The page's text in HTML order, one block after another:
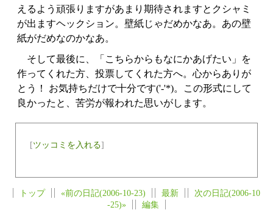
えるよう頑張りますがあまり期待されますとクシャミ
が出ますヘックション。壁紙じゃだめかなあ。あの壁
紙がだめなのかなあ。
そして最後に、「こちらからもなにかあげたい」を
作ってくれた方、投票してくれた方へ。心からありが
とう！ お気持ちだけで十分です('-'*)。この形式にして
良かったと、苦労が報われた思いがします。
[ツッコミを入れる]
トップ «前の日記(2006-10-23) 最新
次の日記(2006-10
-25)»
編集